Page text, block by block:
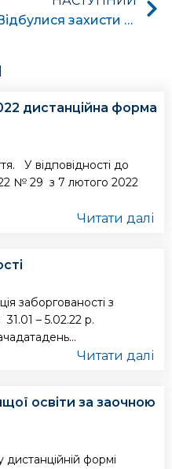
Відбулися захисти курсових проєктів з дисципліни «Теоретичні основи електротехніки»
дистанційна форма
У відповідності до
№ 29 з 7 лютого 2022
Читати далі
заборгованості з
– 5.02.22 р.
Читати далі
освіти за заочною
дистанційній формі